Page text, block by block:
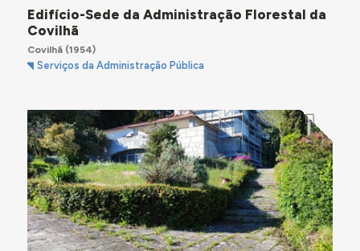
Edifício-Sede da Administração Florestal da
Covilhã
Covilhã(1954)
Serviços da Administração Pública